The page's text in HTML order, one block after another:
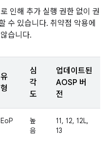
인해 추가 실행 권한 없이 권
수 있습니다. 취약점 악용에
습니다.
유
형
심
각
도
업데이트된
AOSP 버
전
EoP
높
음
11, 12, 12L,
13